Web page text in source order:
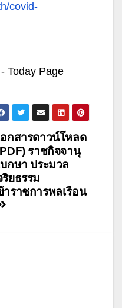
covid-
Today Page
อกสารดาวน์โหลด
ราชกิจจานุ
บกษา ประมวล
ริยธรรม
าราชการพลเรือน